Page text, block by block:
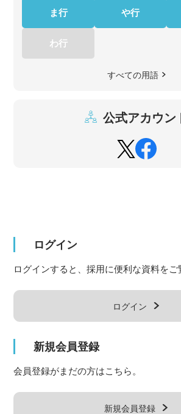
ま行 や行
わ行
すべての用語
公式アカウン
ログイン
ログインすると、採用に便利な資料をご
ログイン
新規会員登録
会員登録がまだの方はこちら。
新規会員登録